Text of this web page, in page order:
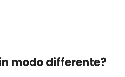
modo differente?